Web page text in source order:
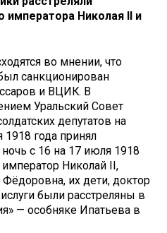
императора Николая II и
во мнении, что
санкционирован
и ВЦИК. В
Уральский Совет
депутатов на
года принял
с 16 на 17 июля 1918
Николай II,
их дети, доктор
были расстреляны в
— особняке Ипатьева в